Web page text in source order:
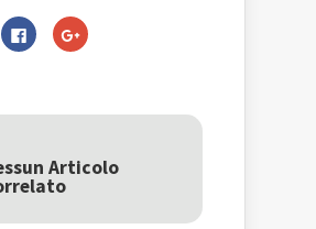
Fai
clic
nuova
finestra)
Fai
clic
una
nuova
Articolo